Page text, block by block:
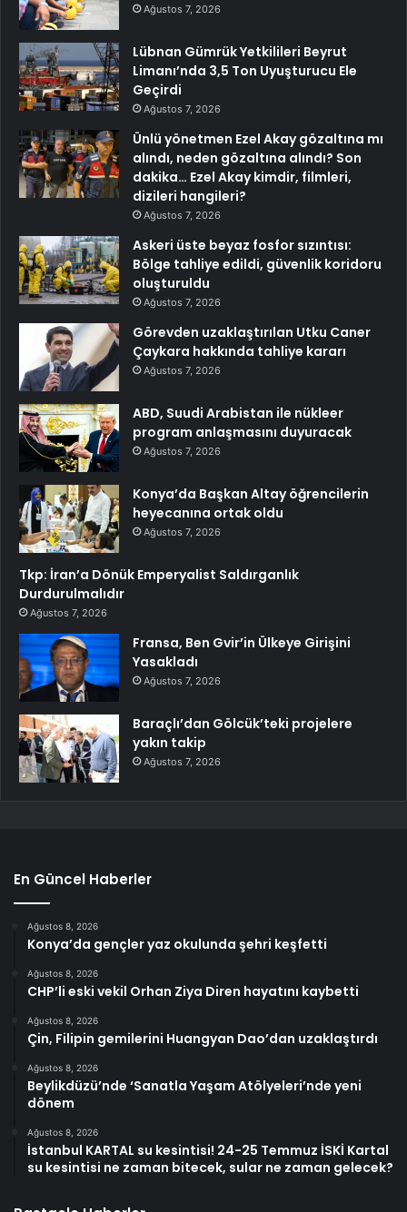
Ağustos 7, 2026
Lübnan Gümrük Yetkilileri Beyrut
Limanı’nda 3,5 Ton Uyuşturucu Ele
Geçirdi
Ağustos 7, 2026
Ünlü yönetmen Ezel Akay gözaltına mı
alındı, neden gözaltına alındı? Son
dakika… Ezel Akay kimdir, filmleri,
dizileri hangileri?
Ağustos 7, 2026
Askeri üste beyaz fosfor sızıntısı:
Bölge tahliye edildi, güvenlik koridoru
oluşturuldu
Ağustos 7, 2026
Görevden uzaklaştırılan Utku Caner
Çaykara hakkında tahliye kararı
Ağustos 7, 2026
ABD, Suudi Arabistan ile nükleer
program anlaşmasını duyuracak
Ağustos 7, 2026
Konya’da Başkan Altay öğrencilerin
heyecanına ortak oldu
Ağustos 7, 2026
Tkp: İran’a Dönük Emperyalist Saldırganlık
Durdurulmalıdır
Ağustos 7, 2026
Fransa, Ben Gvir’in Ülkeye Girişini
Yasakladı
Ağustos 7, 2026
Baraçlı’dan Gölcük’teki projelere
yakın takip
Ağustos 7, 2026
En Güncel Haberler
Ağustos 8, 2026
Konya’da gençler yaz okulunda şehri keşfetti
Ağustos 8, 2026
CHP’li eski vekil Orhan Ziya Diren hayatını kaybetti
Ağustos 8, 2026
Çin, Filipin gemilerini Huangyan Dao’dan uzaklaştırdı
Ağustos 8, 2026
Beylikdüzü’nde ‘Sanatla Yaşam Atölyeleri’nde yeni
dönem
Ağustos 8, 2026
İstanbul KARTAL su kesintisi! 24-25 Temmuz İSKİ Kartal
su kesintisi ne zaman bitecek, sular ne zaman gelecek?